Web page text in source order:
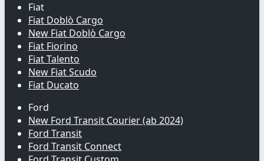
Fiat
Fiat Doblò Cargo
New Fiat Doblò Cargo
Fiat Fiorino
Fiat Talento
New Fiat Scudo
Fiat Ducato
Ford
New Ford Transit Courier (ab 2024)
Ford Transit
Ford Transit Connect